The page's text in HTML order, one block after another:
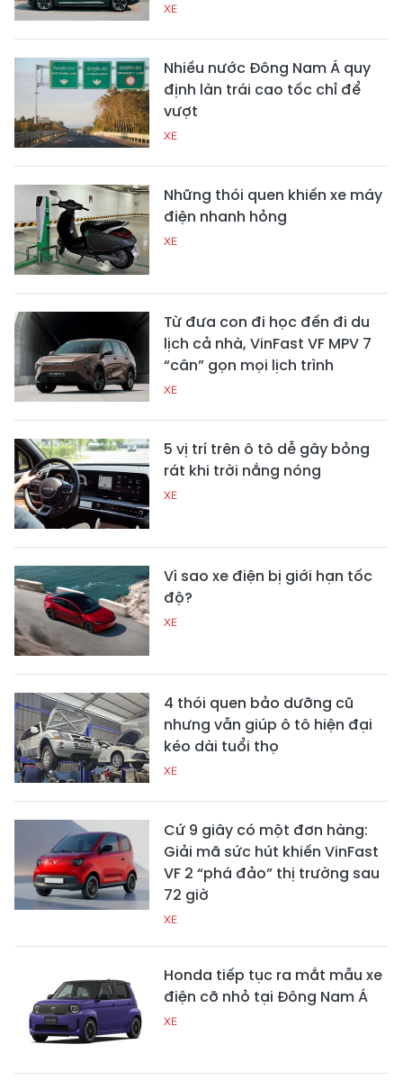
XE
Nhiều nước Đông Nam Á quy
định làn trái cao tốc chỉ để
vượt
XE
Những thói quen khiến xe máy
điện nhanh hỏng
XE
Từ đưa con đi học đến đi du
lịch cả nhà, VinFast VF MPV 7
“cân” gọn mọi lịch trình
XE
5 vị trí trên ô tô dễ gây bỏng
rát khi trời nắng nóng
XE
Vì sao xe điện bị giới hạn tốc
độ?
XE
4 thói quen bảo dưỡng cũ
nhưng vẫn giúp ô tô hiện đại
kéo dài tuổi thọ
XE
Cứ 9 giây có một đơn hàng:
Giải mã sức hút khiến VinFast
VF 2 “phá đảo” thị trường sau
72 giờ
XE
Honda tiếp tục ra mắt mẫu xe
điện cỡ nhỏ tại Đông Nam Á
XE